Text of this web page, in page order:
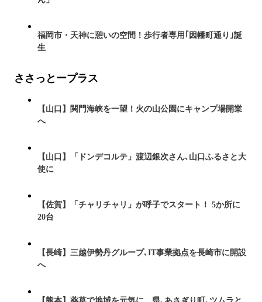
福岡市・天神に憩いの空間！歩行者専用｢因幡町通り｣誕
生
ささっとープラス
【山口】関門海峡を一望！火の山公園にキャンプ場開業
へ
【山口】「ドンデコルテ」渡辺銀次さん､山口ふるさと大
使に
【佐賀】「チャリチャリ」が呼子でスタート！ 5か所に
20台
【長崎】三越伊勢丹グループ､IT事業拠点を長崎市に開設
へ